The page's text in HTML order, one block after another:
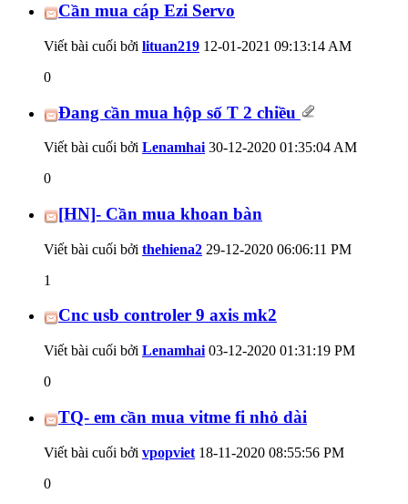
Cần mua cáp Ezi Servo
Viết bài cuối bởi lituan219 12-01-2021 09:13:14 AM
0
Đang cần mua hộp số T 2 chiều
Viết bài cuối bởi Lenamhai 30-12-2020 01:35:04 AM
0
[HN]- Cần mua khoan bàn
Viết bài cuối bởi thehiena2 29-12-2020 06:06:11 PM
1
Cnc usb controler 9 axis mk2
Viết bài cuối bởi Lenamhai 03-12-2020 01:31:19 PM
0
TQ- em cần mua vitme fi nhỏ dài
Viết bài cuối bởi vpopviet 18-11-2020 08:55:56 PM
0